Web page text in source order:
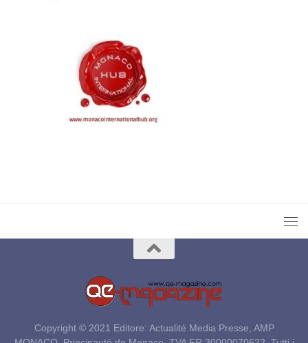
Copyright © 2021 Editore: Actualité Media Presse, AMP